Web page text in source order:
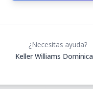
¿Necesitas ayuda?
Keller Williams